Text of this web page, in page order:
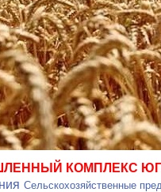
КОМПЛЕКС
Сельскохозяйственные